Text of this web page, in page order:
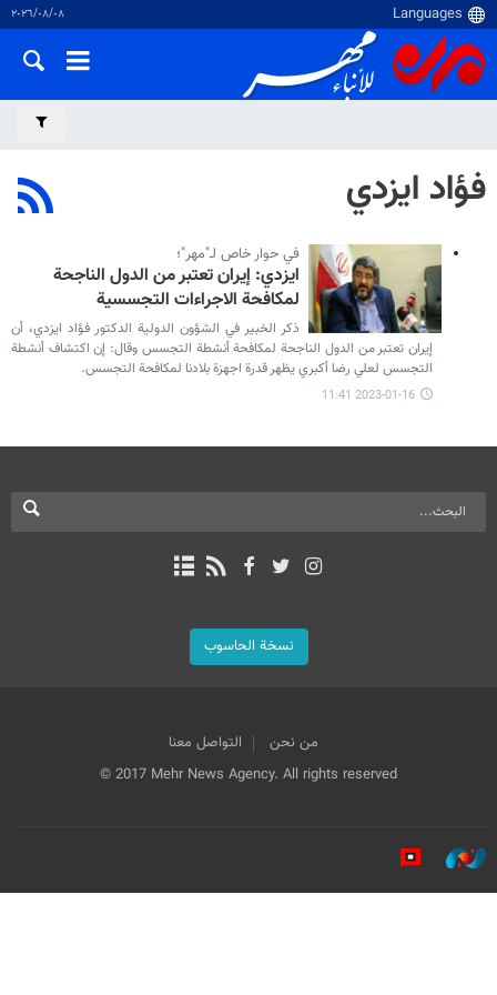
٠٨‏/٠٨‏/٢٠٢٦
فؤاد ايزدي
في حوار خاص لـ"مهر"؛
ايزدي: إيران تعتبر من الدول الناجحة
لمكافحة الاجراءات التجسسية
ذكر الخبير في الشؤون الدولية الدكتور فؤاد ايزدي، أن
إيران تعتبر من الدول الناجحة لمكافحة أنشطة التجسس وقال: إن اكتشاف أنشطة
التجسس لعلي رضا أكبري يظهر قدرة اجهزة بلادنا لمكافحة التجسس.
2023-01-16 11:41
نسخة الحاسوب
من نحن
التواصل معنا
© 2017 Mehr News Agency. All rights reserved